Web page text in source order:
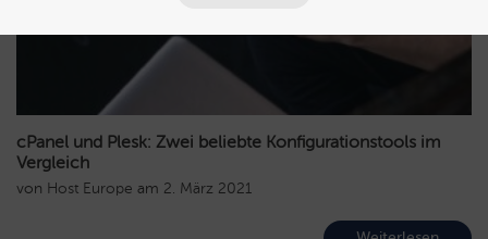
cPanel und Plesk: Zwei beliebte Konfigurationstools im
Vergleich
von Host Europe am 2. März 2021